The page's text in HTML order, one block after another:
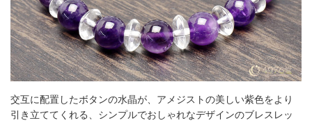
交互に配置したボタンの水晶が、アメジストの美しい紫色をより
引き立ててくれる、シンプルでおしゃれなデザインのブレスレッ